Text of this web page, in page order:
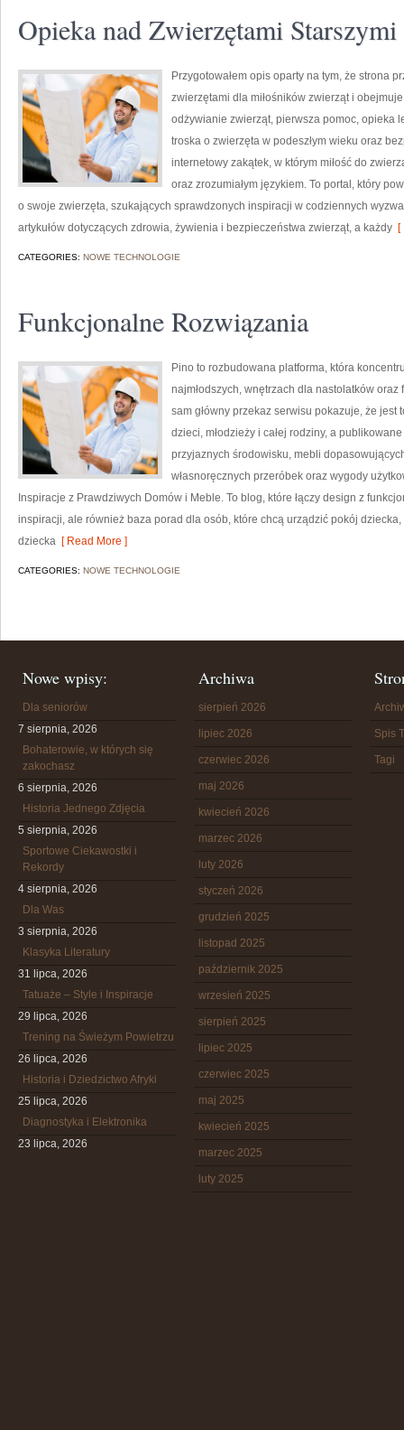
Opieka nad Zwierzętami Starszymi
Przygotowałem opis oparty na tym, że strona
zwierzętami dla miłośników zwierząt i
odżywianie zwierząt, pierwsza pomoc, opieka
troska o zwierzęta w podeszłym wieku oraz
internetowy zakątek, w którym miłość do
oraz zrozumiałym językiem. To portal, który
o swoje zwierzęta, szukających sprawdzonych inspiracji w codziennych
artykułów dotyczących zdrowia, żywienia i bezpieczeństwa zwierząt, a każdy [
CATEGORIES: NOWE TECHNOLOGIE
Funkcjonalne Rozwiązania
Pino to rozbudowana platforma, która
najmłodszych, wnętrzach dla nastolatków
sam główny przekaz serwisu pokazuje, że
dzieci, młodzieży i całej rodziny, a
przyjaznych środowisku, mebli
własnoręcznych przeróbek oraz wygody
Inspiracje z Prawdziwych Domów i Meble. To blog, które łączy design z
inspiracji, ale również baza porad dla osób, które chcą urządzić pokój
dziecka [ Read More ]
CATEGORIES: NOWE TECHNOLOGIE
Nowe wpisy:
Dla seniorów
7 sierpnia, 2026
Bohaterowie, w których się
zakochasz
6 sierpnia, 2026
Historia Jednego Zdjęcia
5 sierpnia, 2026
Sportowe Ciekawostki i
Rekordy
4 sierpnia, 2026
Dla Was
3 sierpnia, 2026
Klasyka Literatury
31 lipca, 2026
Tatuaże – Style i Inspiracje
29 lipca, 2026
Trening na Świeżym Powietrzu
26 lipca, 2026
Historia i Dziedzictwo Afryki
25 lipca, 2026
Diagnostyka i Elektronika
23 lipca, 2026
Archiwa
sierpień 2026
lipiec 2026
czerwiec 2026
maj 2026
kwiecień 2026
marzec 2026
luty 2026
styczeń 2026
grudzień 2025
listopad 2025
październik 2025
wrzesień 2025
sierpień 2025
lipiec 2025
czerwiec 2025
maj 2025
kwiecień 2025
marzec 2025
luty 2025
Spis
Tagi